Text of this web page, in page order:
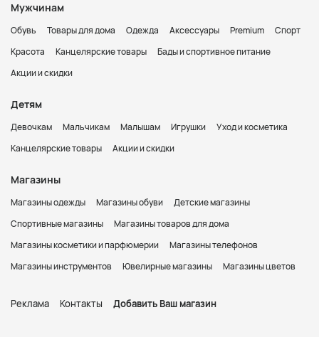
Мужчинам
Обувь Товары для дома Одежда Аксессуары Premium
Спорт
Красота
Канцелярские товары
Бады и спортивное питание
Акции и скидки
Детям
Девочкам Мальчикам Малышам Игрушки
Уход и косметика
Канцелярские товары
Акции и скидки
Магазины
Магазины одежды Магазины обуви
Детские магазины
Спортивные магазины
Магазины товаров для дома
Магазины косметики и парфюмерии
Магазины телефонов
Магазины инструментов
Ювелирные магазины Магазины цветов
Реклама Контакты Добавить Ваш магазин